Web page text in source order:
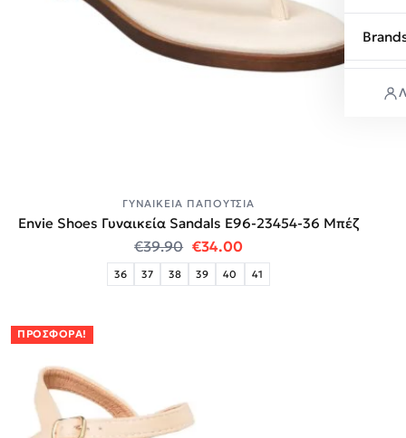
ΓΥΝΑΙΚΕΊΑ ΠΑΠΟΎΤΣΙΑ
Envie Shoes Γυναικεία Sandals E96-23454-36 Μπέζ
€39.90 Original price was: €39.90.
€34.00Η τρέχουσα τιμή
36 37 38 39 40 41
ΠΡΟΣΦΟΡΆ!